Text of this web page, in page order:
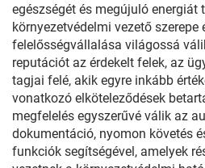
egészségét és megújuló energiát
környezetvédelmi vezető szerepe
felelősségvállalása világossá
reputációt az érdekelt felek, az
tagjai felé, akik egyre inkább
vonatkozó elköteleződések
megfelelés egyszerűvé válik az
dokumentáció, nyomon követés
funkciók segítségével, amelyek